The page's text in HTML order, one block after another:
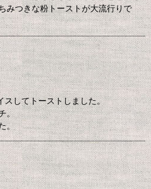
みつきな粉トーストが大流行りで
スしてトーストしました。
。
。